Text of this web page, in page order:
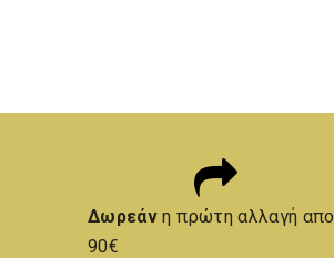
Δωρεάνη πρώτη αλλαγή απο
90€